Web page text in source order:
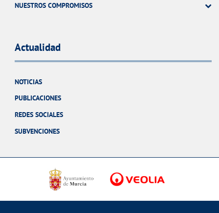
NUESTROS COMPROMISOS
Actualidad
NOTICIAS
PUBLICACIONES
REDES SOCIALES
SUBVENCIONES